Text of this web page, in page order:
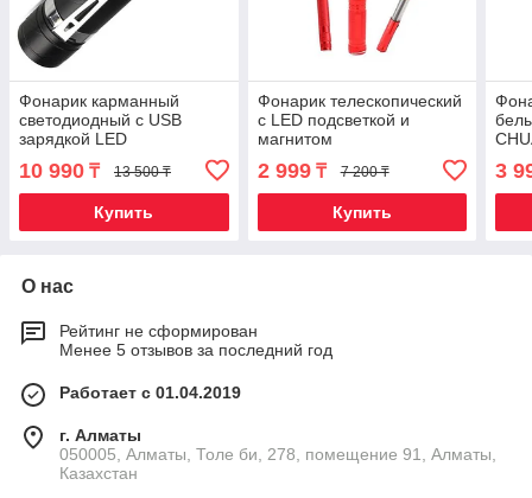
Фонарик карманный
светодиодный с USB
зарядкой LED
FLASHLIGHT MX-616-T6
10 990 ₸ 13 500 ₸
Купить
Фонарик телескопический
с LED подсветкой и
магнитом
2 999₸ 7 200 ₸
Купить
3
О нас
Рейтинг не сформирован
Менее 5 отзывов за последний год
Работает с 01.04.2019
г. Алматы
050005, Алматы, Толе би, 278, помещение 91, Алматы,
Казахстан